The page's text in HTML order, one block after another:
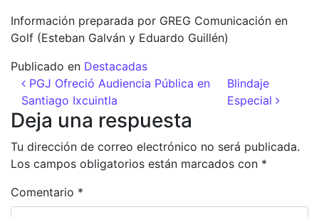
Información preparada por GREG Comunicación en
Golf (Esteban Galván y Eduardo Guillén)
Publicado en Destacadas
Navegación de entradas
PGJ Ofreció Audiencia Pública en
Santiago Ixcuintla
Blindaje
Especial
Deja una respuesta
Tu dirección de correo electrónico no será publicada.
Los campos obligatorios están marcados con *
Comentario *